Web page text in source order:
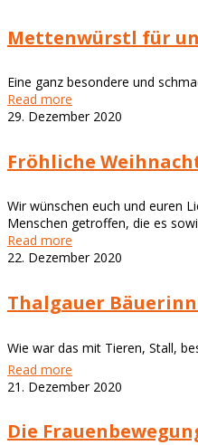
Mettenwürstl für
Eine ganz besondere und
Read more
29. Dezember 2020
Fröhliche
Wir wünschen euch und euren
Menschen getroffen, die es
Read more
22. Dezember 2020
Thalgauer
Wie war das mit Tieren, Stall,
Read more
21. Dezember 2020
Die